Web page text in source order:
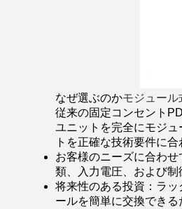
なぜ選ぶのかモジュール
従来の固定コンセント
ユニットを完全にモジ
トを正確な技術要件に
お客様のニーズに合わ
類、入力電圧、および制
将来性のある投資：ラ
ールを簡単に交換できる